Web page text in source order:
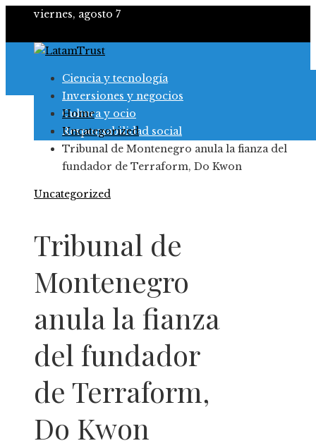
viernes, agosto 7
Ciencia y tecnología
Inversiones y negocios
Cultura y ocio
Responsabilidad social
Home
Uncategorized
Tribunal de Montenegro anula la fianza del
fundador de Terraform, Do Kwon
Uncategorized
Tribunal de
Montenegro
anula la fianza
del fundador
de Terraform,
Do Kwon